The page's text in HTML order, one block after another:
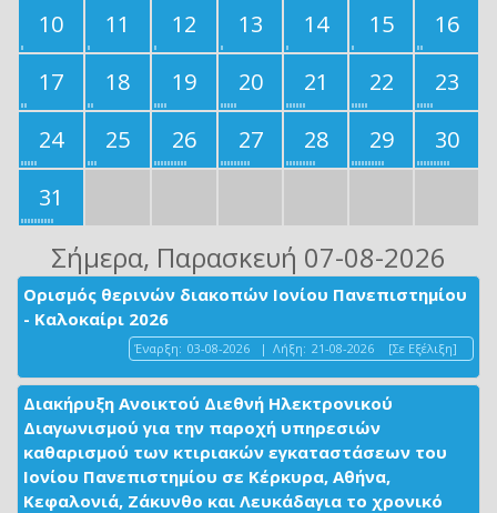
10
11 12 13 14 15
16
17
18 19 20 21 22
23
24
25 26 27 28 29
30
31
Σήμερα, Παρασκευή 07-08-2026
Ορισμός θερινών διακοπών Ιονίου Πανεπιστημίου
- Καλοκαίρι 2026
Έναρξη: 03-08-2026 | Λήξη: 21-08-2026 [Σε Εξέλιξη]
Διακήρυξη Ανοικτού Διεθνή Ηλεκτρονικού
Διαγωνισμού για την παροχή υπηρεσιών
καθαρισμού των κτιριακών εγκαταστάσεων του
Ιονίου Πανεπιστημίου σε Κέρκυρα, Αθήνα,
Κεφαλονιά, Ζάκυνθο και Λευκάδαγια το χρονικό